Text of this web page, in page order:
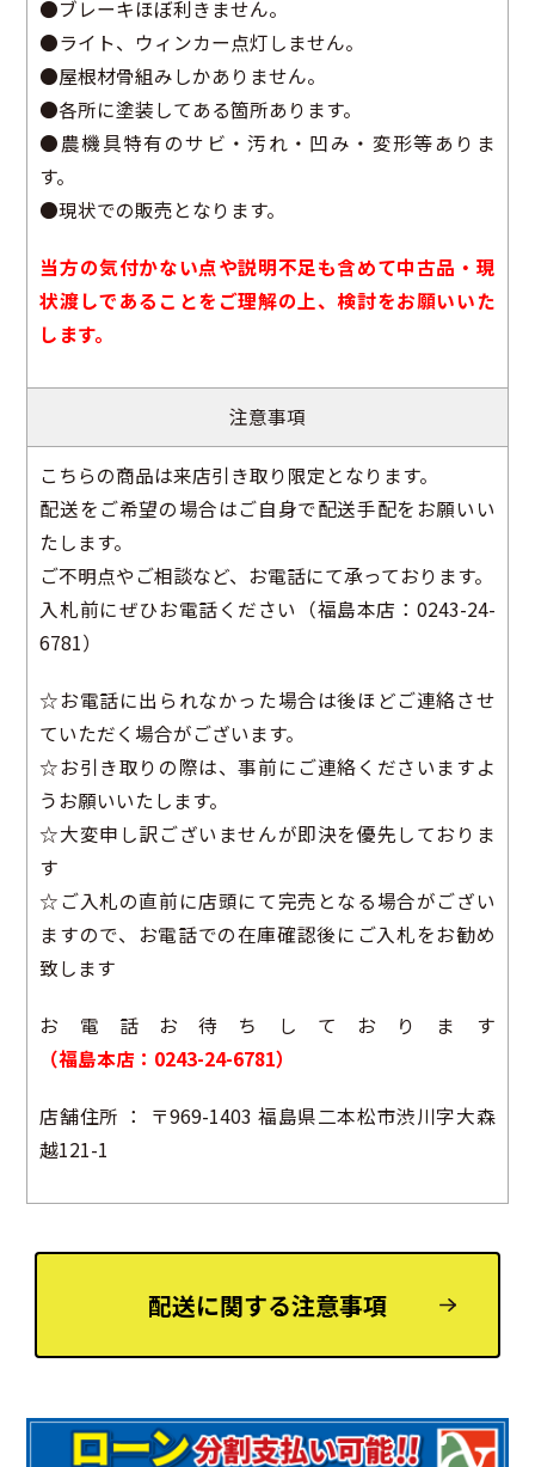
●ブレーキほぼ利きません。
●ライト、ウィンカー点灯しません。
●屋根材骨組みしかありません。
●各所に塗装してある箇所あります。
●農機具特有のサビ・汚れ・凹み・変形等ありま
す。
●現状での販売となります。
当方の気付かない点や説明不足も含めて中古品・現
状渡しであることをご理解の上、検討をお願いいた
します。
注意事項
こちらの商品は来店引き取り限定となります。
配送をご希望の場合はご自身で配送手配をお願いい
たします。
ご不明点やご相談など、お電話にて承っております。
入札前にぜひお電話ください（福島本店：0243-24-
6781）
☆お電話に出られなかった場合は後ほどご連絡させ
ていただく場合がございます。
☆お引き取りの際は、事前にご連絡くださいますよ
うお願いいたします。
☆大変申し訳ございませんが即決を優先しておりま
す
☆ご入札の直前に店頭にて完売となる場合がござい
ますので、お電話での在庫確認後にご入札をお勧め
致します
お電話お待ちしております
（福島本店：0243-24-6781）
店舗住所 ： 〒969-1403 福島県二本松市渋川字大森
越121-1
配送に関する注意事項